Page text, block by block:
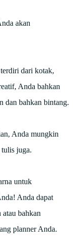
akan
dari kotak,
Anda bahkan
dan bahkan bintang.
Anda mungkin
juga.
untuk
Anda dapat
bahkan
planner Anda.